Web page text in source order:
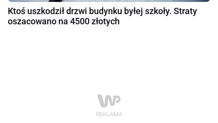
Ktoś uszkodził drzwi budynku byłej szkoły. Straty
oszacowano na 4500 złotych